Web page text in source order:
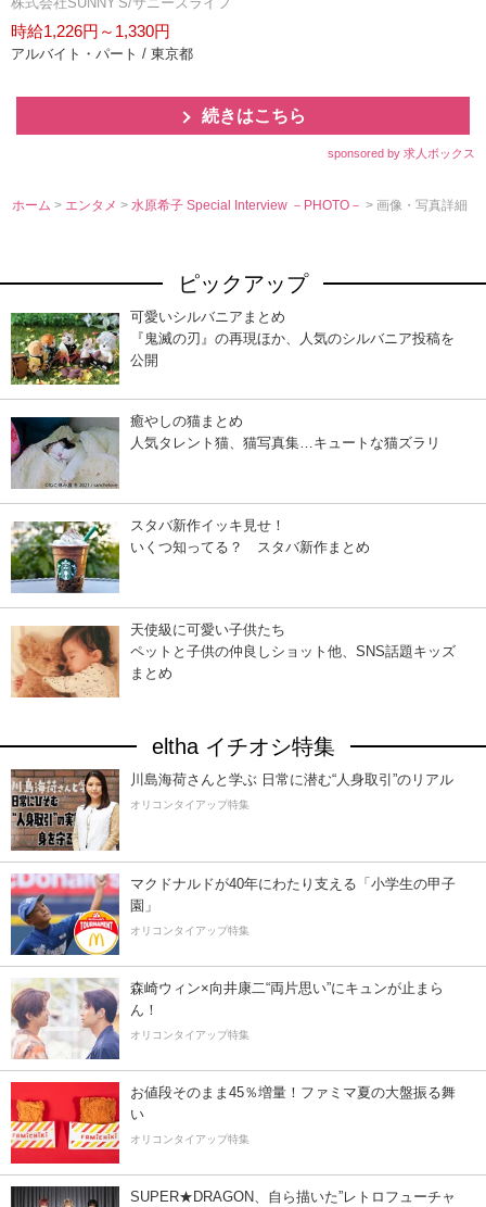
時給1,226円～1,330円
アルバイト・パート / 東京都
続きはこちら
sponsored by 求人ボックス
ホーム > エンタメ>水原希子 Special Interview －PHOTO－> 画像・写真詳細
ピックアップ
可愛いシルバニアまとめ
『鬼滅の刃』の再現ほか、人気のシルバニア投稿を
公開
癒やしの猫まとめ
人気タレント猫、猫写真集…キュートな猫ズラリ
スタバ新作イッキ見せ！
いくつ知ってる？ スタバ新作まとめ
天使級に可愛い子供たち
ペットと子供の仲良しショット他、SNS話題キッズ
まとめ
eltha イチオシ特集
川島海荷さんと学ぶ 日常に潜む“人身取引”のリアル
オリコンタイアップ特集
マクドナルドが40年にわたり支える「小学生の甲子
園」
オリコンタイアップ特集
森崎ウィン×向井康二“両片思い”にキュンが止まら
ん！
オリコンタイアップ特集
お値段そのまま45％増量！ファミマ夏の大盤振る舞
い
オリコンタイアップ特集
SUPER★DRAGON、自ら描いた”レトロフューチャ